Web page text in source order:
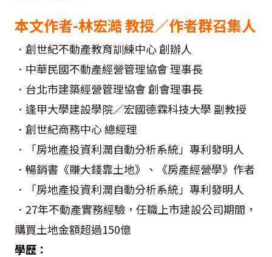
本文作者-林宏澔 教授／作者群召集人
．創世紀不動產教育訓練中心 創辦人
．中華民國不動產經營管理協會 理事長
．台北市建築經營管理協會 創會理事長
．逢甲大學建設學院／宏國德霖科技大學 副教授
．創世紀商務中心 總經理
．「房地產投資利潤自動分析系統」專利發明人
．暢銷書《賺大錢靠土地》、《房產經營學》作者
．「房地產投資利潤自動分析系統」專利發明人
．27年不動產實務經驗，任職上市建設公司期間，
購買土地金額超過150億
學歷：